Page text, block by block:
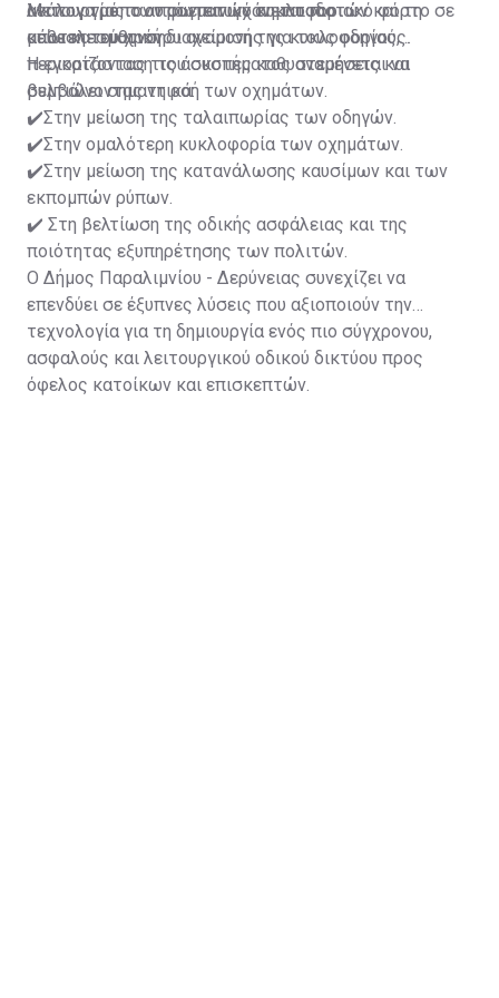
λειτουργίας των φωτεινών σηματοδοτών και τη
μείωση του χρόνου αναμονής για τους οδηγούς.
ανάλογα με τον πραγματικό κυκλοφοριακό φόρτο σε
κάθε κατεύθυνση.
Με τον τρόπο αυτό επιτυγχάνεται πιο
αποτελεσματική διαχείριση της κυκλοφορίας,
περιορίζοντας τις άσκοπες καθυστερήσεις και
βελτιώνοντας τη ροή των οχημάτων.
Η εγκατάσταση του συστήματος αναμένεται να
συμβάλει σημαντικά:
✔️Στην μείωση της ταλαιπωρίας των οδηγών.
✔️Στην ομαλότερη κυκλοφορία των οχημάτων.
✔️Στην μείωση της κατανάλωσης καυσίμων και των
εκπομπών ρύπων.
✔️ Στη βελτίωση της οδικής ασφάλειας και της
ποιότητας εξυπηρέτησης των πολιτών.
Ο Δήμος Παραλιμνίου - Δερύνειας συνεχίζει να
επενδύει σε έξυπνες λύσεις που αξιοποιούν την
τεχνολογία για τη δημιουργία ενός πιο σύγχρονου,
ασφαλούς και λειτουργικού οδικού δικτύου προς
όφελος κατοίκων και επισκεπτών.